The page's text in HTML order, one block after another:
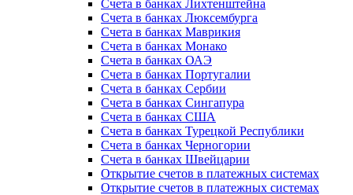
Счета в банках Лихтенштейна
Счета в банках Люксембурга
Счета в банках Маврикия
Счета в банках Монако
Счета в банках ОАЭ
Счета в банках Португалии
Счета в банках Сербии
Счета в банках Сингапура
Счета в банках США
Счета в банках Турецкой Республики
Счета в банках Черногории
Счета в банках Швейцарии
Открытие счетов в платежных системах
Открытие счетов в платежных системах